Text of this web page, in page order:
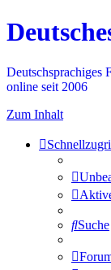
Deutschsprachiges
online seit 2006
Zum Inhalt
Suche